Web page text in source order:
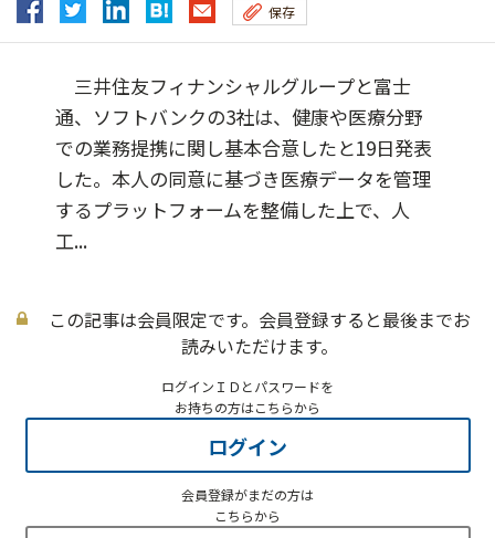
保存
三井住友フィナンシャルグループと富士
通、ソフトバンクの3社は、健康や医療分野
での業務提携に関し基本合意したと19日発表
した。本人の同意に基づき医療データを管理
するプラットフォームを整備した上で、人
工...
この記事は会員限定です。会員登録すると最後までお
読みいただけます。
ログインＩＤとパスワードを
お持ちの方はこちらから
ログイン
会員登録がまだの方は
こちらから